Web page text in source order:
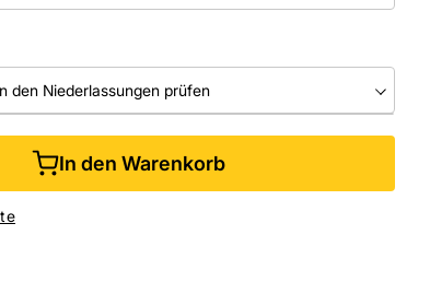
den Niederlassungen prüfen
In den Warenkorb